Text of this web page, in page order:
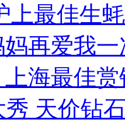
上最佳生
再爱我一
海最佳
秀 天价钻